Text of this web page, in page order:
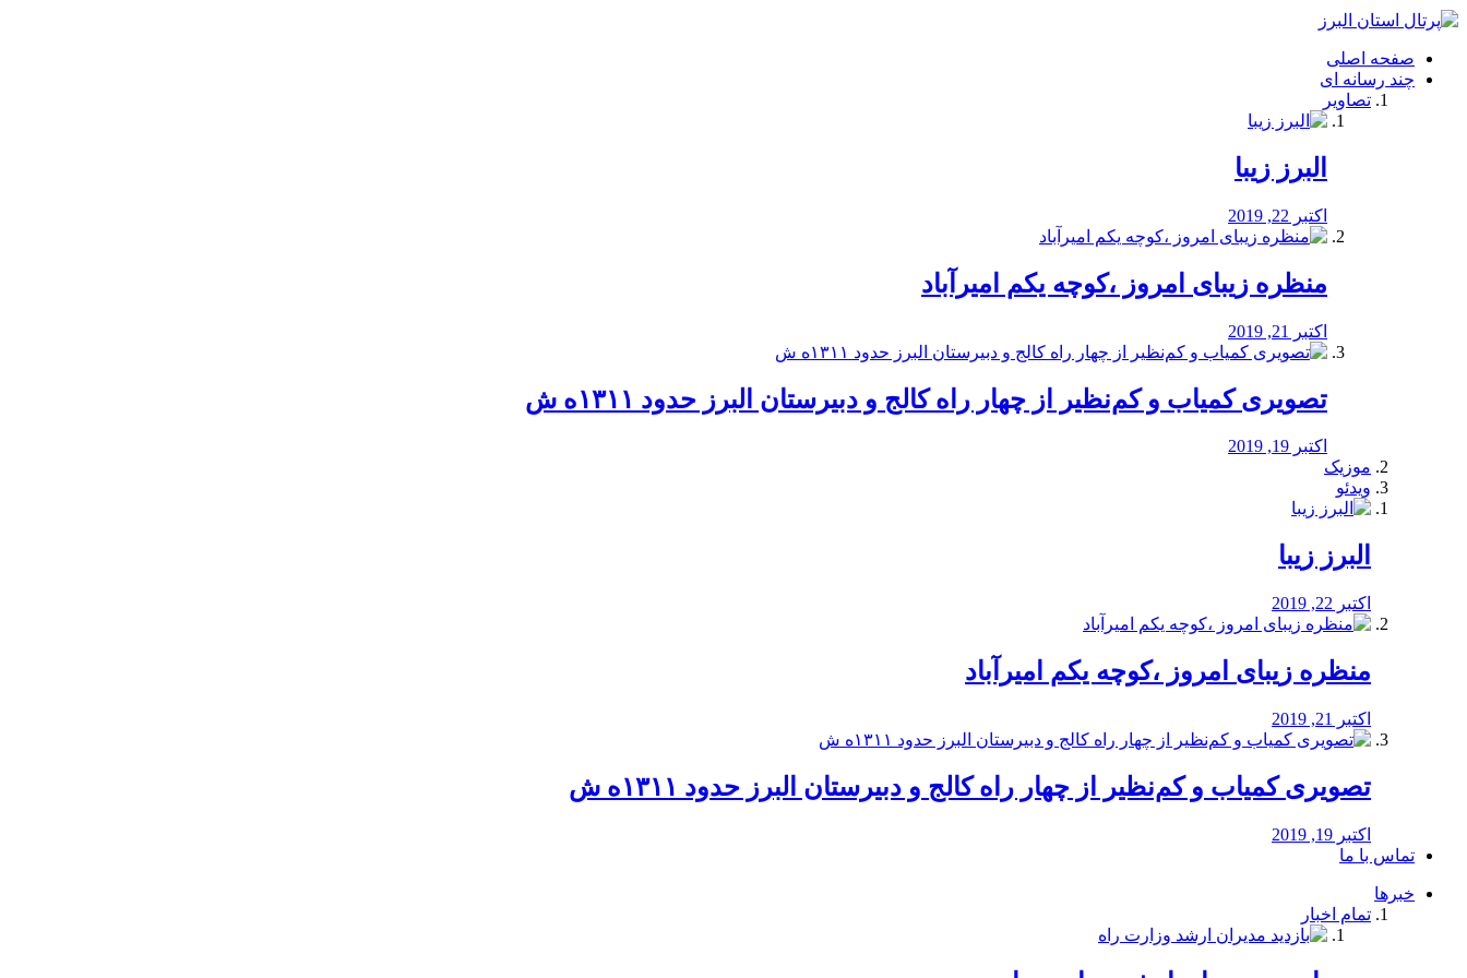
فصد
شرق
تهران
خشکشویی
صفحه اصلی
چند رسانه ای
تصاویر
البرز زیبا
اکتبر 22, 2019
منظره‌‌ زیبای امروز ،کوچه یکم امیرآباد
اکتبر 21, 2019
️تصویری کمیاب و کم‌نظیر از چهار راه كالج و دبيرستان البرز حدود ۱۳۱۱ه ش
اکتبر 19, 2019
موزیک
ویدئو
البرز زیبا
اکتبر 22, 2019
منظره‌‌ زیبای امروز ،کوچه یکم امیرآباد
اکتبر 21, 2019
️تصویری کمیاب و کم‌نظیر از چهار راه كالج و دبيرستان البرز حدود ۱۳۱۱ه ش
اکتبر 19, 2019
تماس با ما
خبرها
تمام اخبار